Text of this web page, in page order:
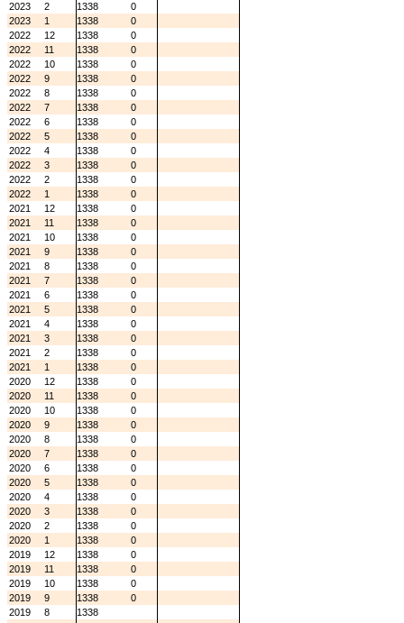
2023
2 1338
0
2023
1 1338
0
2022
12 1338
0
2022
11 1338
0
2022
10 1338
0
2022
9 1338
0
2022
8 1338
0
2022
7 1338
0
2022
6 1338
0
2022
5 1338
0
2022
4 1338
0
2022
3 1338
0
2022
2 1338
0
2022
1 1338
0
2021
12 1338
0
2021
11 1338
0
2021
10 1338
0
2021
9 1338
0
2021
8 1338
0
2021
7 1338
0
2021
6 1338
0
2021
5 1338
0
2021
4 1338
0
2021
3 1338
0
2021
2 1338
0
2021
1 1338
0
2020
12 1338
0
2020
11 1338
0
2020
10 1338
0
2020
9 1338
0
2020
8 1338
0
2020
7 1338
0
2020
6 1338
0
2020
5 1338
0
2020
4 1338
0
2020
3 1338
0
2020
2 1338
0
2020
1 1338
0
2019
12 1338
0
2019
11 1338
0
2019
10 1338
0
2019
9 1338
0
2019
8 1338